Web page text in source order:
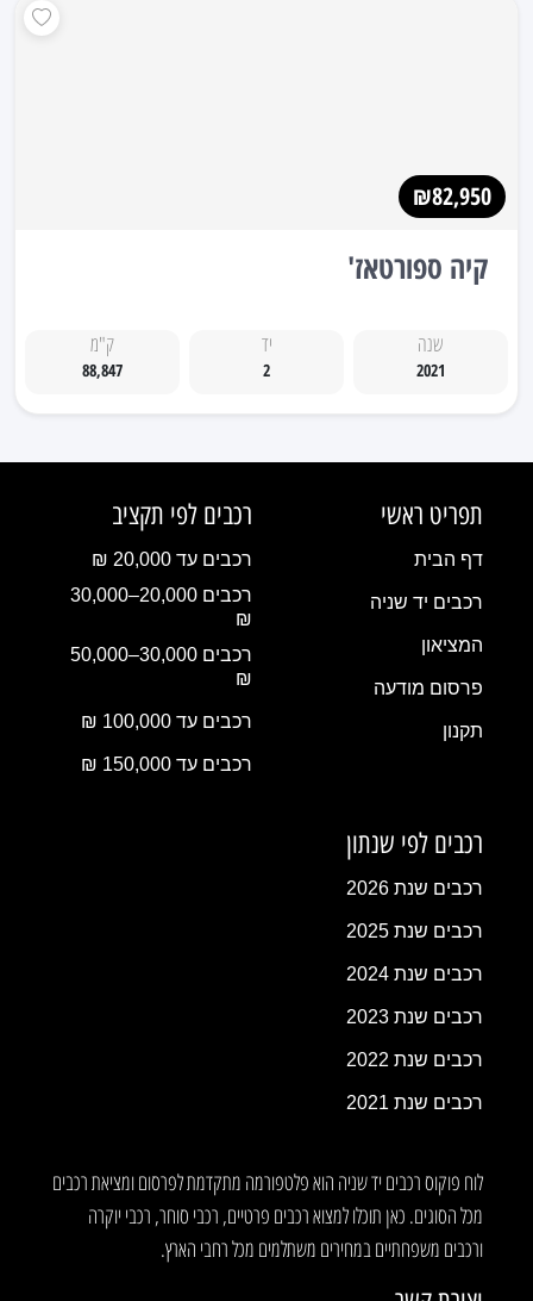
₪82,950
קיה ספורטאז'
שנה
2021
יד
2
ק"מ
88,847
תפריט ראשי
דף הבית
רכבים יד שניה
המציאון
פרסום מודעה
תקנון
רכבים לפי תקציב
רכבים עד 20,000 ₪
רכבים 20,000–30,000
₪
רכבים 30,000–50,000
₪
רכבים עד 100,000 ₪
רכבים עד 150,000 ₪
רכבים לפי שנתון
רכבים שנת 2026
רכבים שנת 2025
רכבים שנת 2024
רכבים שנת 2023
רכבים שנת 2022
רכבים שנת 2021
לוח פוקוס רכבים יד שניה הוא פלטפורמה מתקדמת לפרסום ומציאת רכבים
מכל הסוגים. כאן תוכלו למצוא רכבים פרטיים, רכבי סוחר, רכבי יוקרה
ורכבים משפחתיים במחירים משתלמים מכל רחבי הארץ.